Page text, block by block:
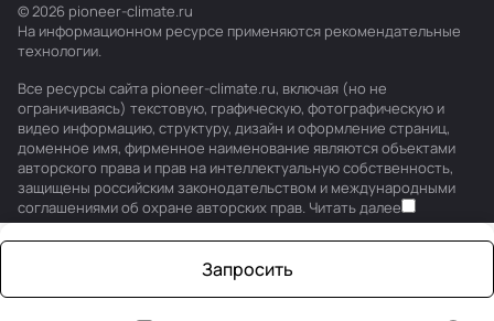
Запросить
© 2026 pioneer-climate.ru
На информационном ресурсе применяются рекомендательные
технологии.
Все ресурсы сайта pioneer-climate.ru, включая (но не
ограничиваясь) текстовую, графическую, фотографическую и
видео информацию, структуру, дизайн и оформление страниц,
доменное имя, фирменное наименование являются объектами
авторского права и прав на интеллектуальную собственность,
защищены российским законодательством и международными
соглашениями об охране авторских прав. Читать далее